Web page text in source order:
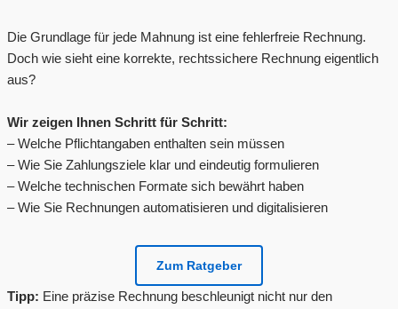
Die Grundlage für jede Mahnung ist eine fehlerfreie Rechnung.
Doch wie sieht eine korrekte, rechtssichere Rechnung eigentlich
aus?
Wir zeigen Ihnen Schritt für Schritt:
– Welche Pflichtangaben enthalten sein müssen
– Wie Sie Zahlungsziele klar und eindeutig formulieren
– Welche technischen Formate sich bewährt haben
– Wie Sie Rechnungen automatisieren und digitalisieren
Zum Ratgeber
Tipp: Eine präzise Rechnung beschleunigt nicht nur den